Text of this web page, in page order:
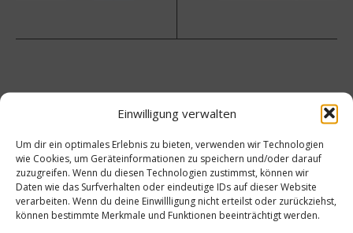
Einwilligung verwalten
Um dir ein optimales Erlebnis zu bieten, verwenden wir Technologien
wie Cookies, um Geräteinformationen zu speichern und/oder darauf
zuzugreifen. Wenn du diesen Technologien zustimmst, können wir
Daten wie das Surfverhalten oder eindeutige IDs auf dieser Website
verarbeiten. Wenn du deine Einwillligung nicht erteilst oder zurückziehst,
können bestimmte Merkmale und Funktionen beeinträchtigt werden.